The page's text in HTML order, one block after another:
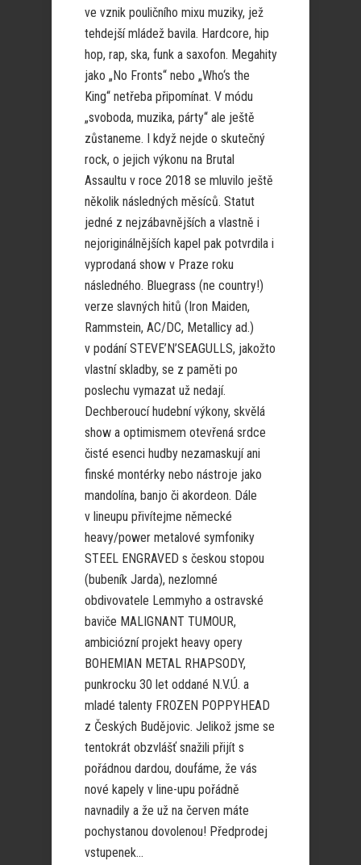
ve vznik pouličního mixu muziky, jež
tehdejší mládež bavila. Hardcore, hip
hop, rap, ska, funk a saxofon. Megahity
jako „No Fronts“ nebo „Who‘s the
King“ netřeba připomínat. V módu
„svoboda, muzika, párty“ ale ještě
zůstaneme. I když nejde o skutečný
rock, o jejich výkonu na Brutal
Assaultu v roce 2018 se mluvilo ještě
několik následných měsíců. Statut
jedné z nejzábavnějších a vlastně i
nejoriginálnějších kapel pak potvrdila i
vyprodaná show v Praze roku
následného. Bluegrass (ne country!)
verze slavných hitů (Iron Maiden,
Rammstein, AC/DC, Metallicy ad.)
v podání STEVE’N’SEAGULLS, jakožto
vlastní skladby, se z paměti po
poslechu vymazat už nedají.
Dechberoucí hudební výkony, skvělá
show a optimismem otevřená srdce
čisté esenci hudby nezamaskují ani
finské montérky nebo nástroje jako
mandolína, banjo či akordeon. Dále
v lineupu přivítejme německé
heavy/power metalové symfoniky
STEEL ENGRAVED s českou stopou
(bubeník Jarda), nezlomné
obdivovatele Lemmyho a ostravské
baviče MALIGNANT TUMOUR,
ambiciózní projekt heavy opery
BOHEMIAN METAL RHAPSODY,
punkrocku 30 let oddané N.V.Ú. a
mladé talenty FROZEN POPPYHEAD
z Českých Budějovic. Jelikož jsme se
tentokrát obzvlášť snažili přijít s
pořádnou dardou, doufáme, že vás
nové kapely v line-upu pořádně
navnadily a že už na červen máte
pochystanou dovolenou! Předprodej
vstupenek...